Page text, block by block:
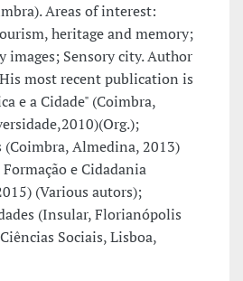
Areas of interest:
heritage and memory;
images; Sensory city. Author
most recent publication is
e a Cidade" (Coimbra,
(Coimbra, Almedina, 2013)
e Cidadania
(Various autors);
(Insular, Florianópolis
Sociais, Lisboa,